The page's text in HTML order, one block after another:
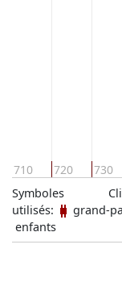
710 720 730
Symboles
utilisés:
grand-
enfants